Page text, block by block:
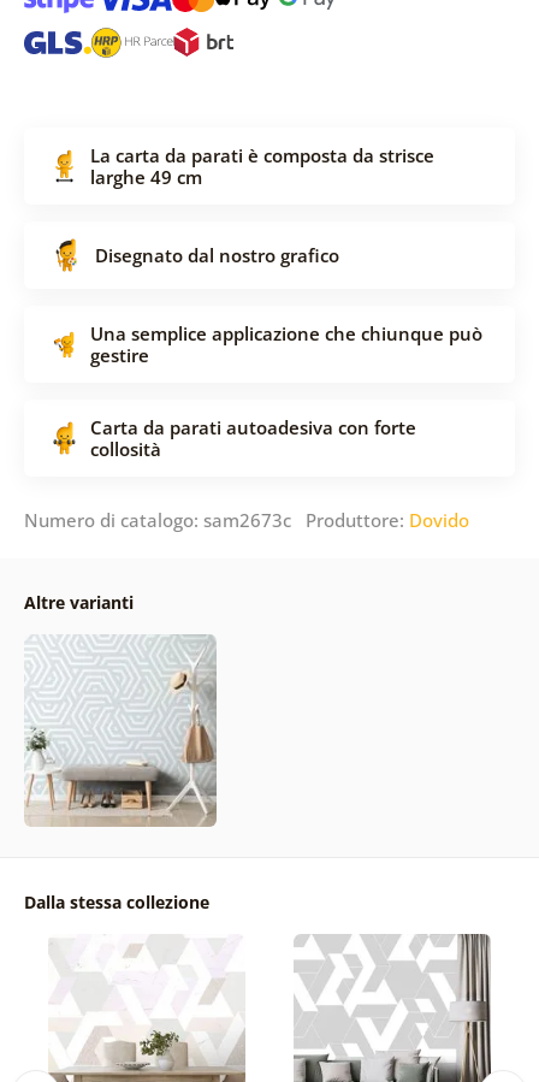
La carta da parati è composta da strisce
larghe 49 cm
Disegnato dal nostro grafico
Una semplice applicazione che chiunque può
gestire
Carta da parati autoadesiva con forte
collosità
Numero di catalogo: sam2673c Produttore: Dovido
Altre varianti
Dalla stessa collezione